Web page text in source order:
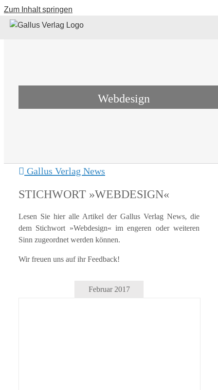
Zum Inhalt springen
Webdesign
Gallus Verlag News
STICHWORT »WEBDESIGN«
Lesen Sie hier alle Artikel der Gallus Verlag News, die
dem Stichwort »Webdesign« im engeren oder weiteren
Sinn zugeordnet werden können.
Wir freuen uns auf ihr Feedback!
Februar 2017